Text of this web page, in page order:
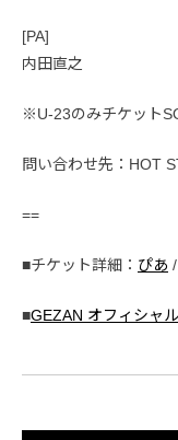
[PA]
内田直之
※U-23のみチケット
問い合わせ先：HOT
==
■チケット詳細： ぴあ /
■GEZAN オフィシャ